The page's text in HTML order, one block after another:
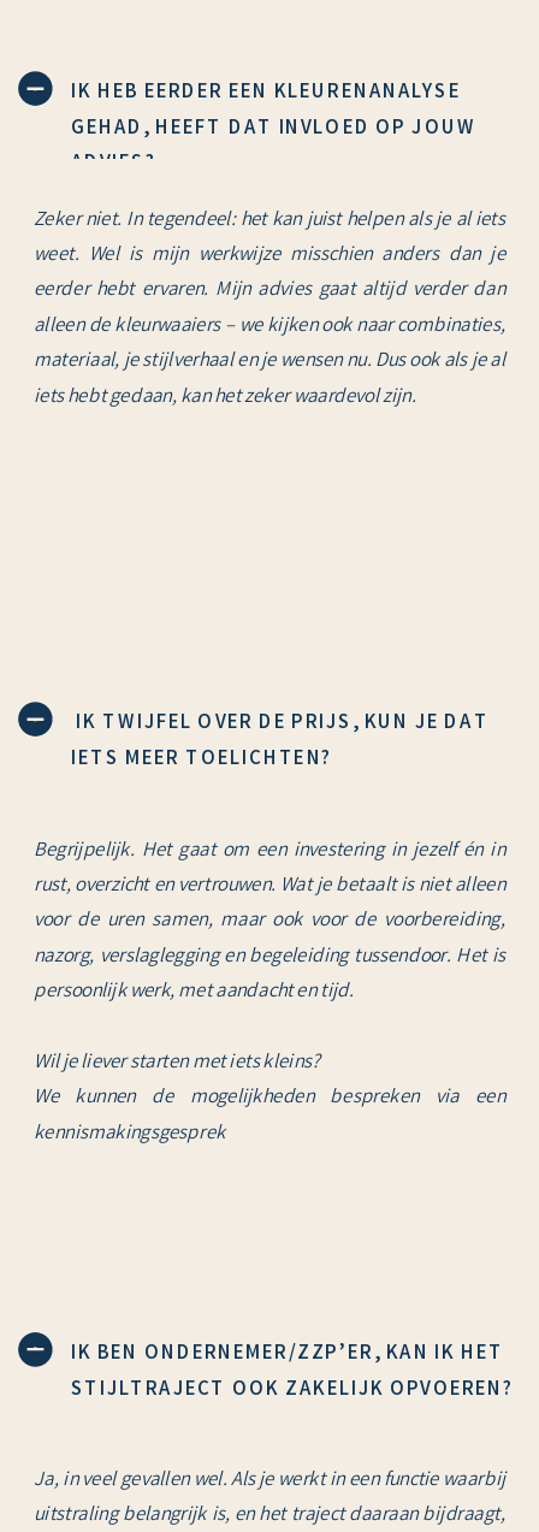
IK HEB EERDER EEN KLEURENANALYSE
GEHAD, HEEFT DAT INVLOED OP JOUW
ADVIES?
Zeker niet. In tegendeel: het kan juist helpen als je al iets
weet. Wel is mijn werkwijze misschien anders dan je
eerder hebt ervaren. Mijn advies gaat altijd verder dan
alleen de kleurwaaiers – we kijken ook naar combinaties,
materiaal, je stijlverhaal en je wensen nu. Dus ook als je al
iets hebt gedaan, kan het zeker waardevol zijn.
IK TWIJFEL OVER DE PRIJS, KUN JE DAT
IETS MEER TOELICHTEN?
Begrijpelijk. Het gaat om een investering in jezelf én in
rust, overzicht en vertrouwen. Wat je betaalt is niet alleen
voor de uren samen, maar ook voor de voorbereiding,
nazorg, verslaglegging en begeleiding tussendoor. Het is
persoonlijk werk, met aandacht en tijd.
Wil je liever starten met iets kleins?
We kunnen de mogelijkheden bespreken via een
kennismakingsgesprek
IK BEN ONDERNEMER/ZZP’ER, KAN IK HET
STIJLTRAJECT OOK ZAKELIJK OPVOEREN?
Ja, in veel gevallen wel. Als je werkt in een functie waarbij
uitstraling belangrijk is, en het traject daaraan bijdraagt,